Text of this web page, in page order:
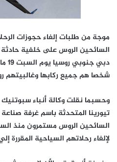
موجة من طلبات إلغاء حجوزات
السائحين الروس على خلفية حادثة
شخصا هم جميع ركابها وغالبيتهم
وحسبما نقلت وكالة أنباء سبوتنيك
تيورينا المتحدثة باسم غرفة
السائحين الروس مستمرون منذ
لإلغاء رحلاتهم السياحية المقررة